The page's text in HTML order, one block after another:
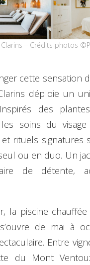
– Crédits photos
cette sensation
déploie un
des
les soins du
et rituels signatures
ou en duo. Un
de détente,
la piscine
de mai à
Entre
du Mont